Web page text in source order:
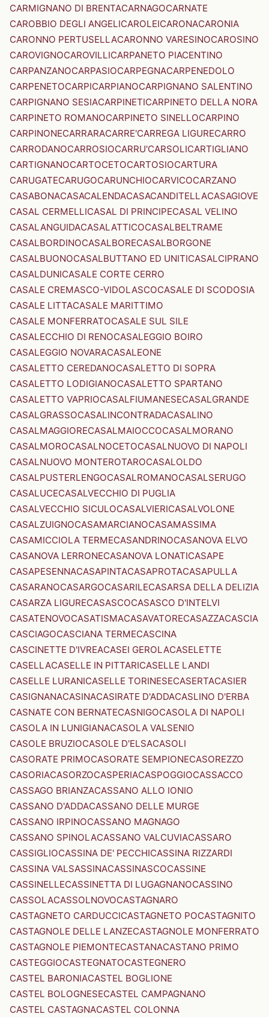
CARMIGNANO DI BRENTACARNAGOCARNATE
CAROBBIO DEGLI ANGELICAROLEICARONACARONIA
CARONNO PERTUSELLACARONNO VARESINOCAROSINO
CAROVIGNOCAROVILLICARPANETO PIACENTINO
CARPANZANOCARPASIOCARPEGNACARPENEDOLO
CARPENETOCARPICARPIANOCARPIGNANO SALENTINO
CARPIGNANO SESIACARPINETICARPINETO DELLA NORA
CARPINETO ROMANOCARPINETO SINELLOCARPINO
CARPINONECARRARACARRE'CARREGA LIGURECARRO
CARRODANOCARROSIOCARRU'CARSOLICARTIGLIANO
CARTIGNANOCARTOCETOCARTOSIOCARTURA
CARUGATECARUGOCARUNCHIOCARVICOCARZANO
CASABONACASACALENDACASACANDITELLACASAGIOVE
CASAL CERMELLICASAL DI PRINCIPECASAL VELINO
CASALANGUIDACASALATTICOCASALBELTRAME
CASALBORDINOCASALBORECASALBORGONE
CASALBUONOCASALBUTTANO ED UNITICASALCIPRANO
CASALDUNICASALE CORTE CERRO
CASALE CREMASCO-VIDOLASCOCASALE DI SCODOSIA
CASALE LITTACASALE MARITTIMO
CASALE MONFERRATOCASALE SUL SILE
CASALECCHIO DI RENOCASALEGGIO BOIRO
CASALEGGIO NOVARACASALEONE
CASALETTO CEREDANOCASALETTO DI SOPRA
CASALETTO LODIGIANOCASALETTO SPARTANO
CASALETTO VAPRIOCASALFIUMANESECASALGRANDE
CASALGRASSOCASALINCONTRADACASALINO
CASALMAGGIORECASALMAIOCCOCASALMORANO
CASALMOROCASALNOCETOCASALNUOVO DI NAPOLI
CASALNUOVO MONTEROTAROCASALOLDO
CASALPUSTERLENGOCASALROMANOCASALSERUGO
CASALUCECASALVECCHIO DI PUGLIA
CASALVECCHIO SICULOCASALVIERICASALVOLONE
CASALZUIGNOCASAMARCIANOCASAMASSIMA
CASAMICCIOLA TERMECASANDRINOCASANOVA ELVO
CASANOVA LERRONECASANOVA LONATICASAPE
CASAPESENNACASAPINTACASAPROTACASAPULLA
CASARANOCASARGOCASARILECASARSA DELLA DELIZIA
CASARZA LIGURECASASCOCASASCO D'INTELVI
CASATENOVOCASATISMACASAVATORECASAZZACASCIA
CASCIAGOCASCIANA TERMECASCINA
CASCINETTE D'IVREACASEI GEROLACASELETTE
CASELLACASELLE IN PITTARICASELLE LANDI
CASELLE LURANICASELLE TORINESECASERTACASIER
CASIGNANACASINACASIRATE D'ADDACASLINO D'ERBA
CASNATE CON BERNATECASNIGOCASOLA DI NAPOLI
CASOLA IN LUNIGIANACASOLA VALSENIO
CASOLE BRUZIOCASOLE D'ELSACASOLI
CASORATE PRIMOCASORATE SEMPIONECASOREZZO
CASORIACASORZOCASPERIACASPOGGIOCASSACCO
CASSAGO BRIANZACASSANO ALLO IONIO
CASSANO D'ADDACASSANO DELLE MURGE
CASSANO IRPINOCASSANO MAGNAGO
CASSANO SPINOLACASSANO VALCUVIACASSARO
CASSIGLIOCASSINA DE' PECCHICASSINA RIZZARDI
CASSINA VALSASSINACASSINASCOCASSINE
CASSINELLECASSINETTA DI LUGAGNANOCASSINO
CASSOLACASSOLNOVOCASTAGNARO
CASTAGNETO CARDUCCICASTAGNETO POCASTAGNITO
CASTAGNOLE DELLE LANZECASTAGNOLE MONFERRATO
CASTAGNOLE PIEMONTECASTANACASTANO PRIMO
CASTEGGIOCASTEGNATOCASTEGNERO
CASTEL BARONIACASTEL BOGLIONE
CASTEL BOLOGNESECASTEL CAMPAGNANO
CASTEL CASTAGNACASTEL COLONNA